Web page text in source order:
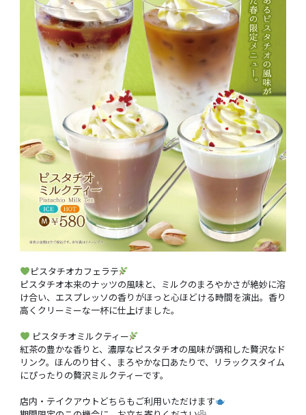
ピスタチオカフェラテ
ピスタチオ本来のナッツの風味と、ミルクのまろやかさが絶妙に溶
け合い、エスプレッソの香りがほっと心ほどける時間を演出。香り
高くクリーミーな一杯に仕上げました。
ピスタチオミルクティー
紅茶の豊かな香りと、濃厚なピスタチオの風味が調和した贅沢なド
リンク。ほんのり甘く、まろやかな口あたりで、リラックスタイム
にぴったりの贅沢ミルクティーです。
店内・テイクアウトどちらもご利用いただけます